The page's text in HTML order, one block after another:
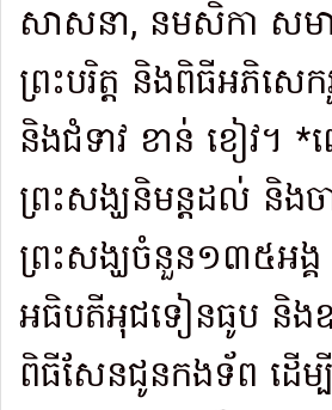
សាសនា, នមសិកា សម
ព្រះបរិត្ត និងពិធីអភិស
និងជំទាវ ខាន់ ខៀវ។ *
ព្រះសង្ឃនិមន្តដល់ និងច
ព្រះសង្ឃចំនួន១៣៥អង្គ
អធិបតីអុជទៀនធូប និងឧ
ពិធីសែនជូនកងទ័ព ដើម្